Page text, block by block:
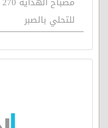
للتحلي بالصبر